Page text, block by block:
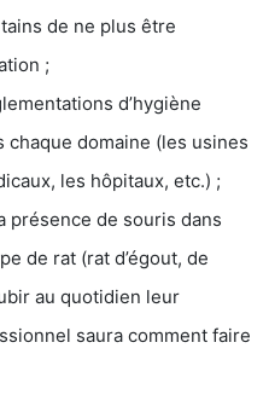
de ne plus être
;
d’hygiène
domaine (les usines
les hôpitaux, etc.) ;
présence de souris dans
de rat (rat d’égout, de
au quotidien leur
saura comment faire